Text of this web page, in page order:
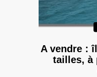
A vendre :
tailles, à